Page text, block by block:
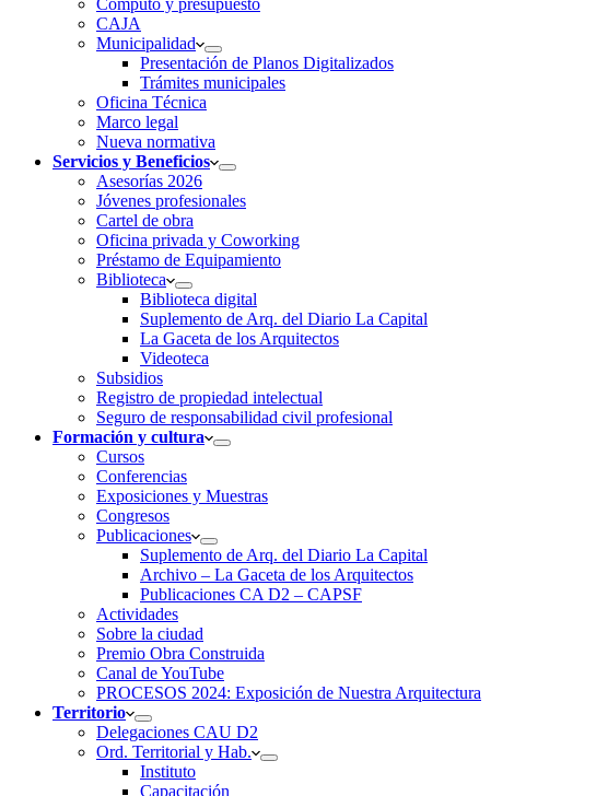
CAJA
Municipalidad
Presentación de Planos Digitalizados
Trámites municipales
Oficina Técnica
Marco legal
Nueva normativa
Servicios y Beneficios
Asesorías 2026
Jóvenes profesionales
Cartel de obra
Oficina privada y Coworking
Préstamo de Equipamiento
Biblioteca
Biblioteca digital
Suplemento de Arq. del Diario La Capital
La Gaceta de los Arquitectos
Videoteca
Subsidios
Registro de propiedad intelectual
Seguro de responsabilidad civil profesional
Formación y cultura
Cursos
Conferencias
Exposiciones y Muestras
Congresos
Publicaciones
Suplemento de Arq. del Diario La Capital
Archivo – La Gaceta de los Arquitectos
Publicaciones CA D2 – CAPSF
Actividades
Sobre la ciudad
Premio Obra Construida
Canal de YouTube
PROCESOS 2024: Exposición de Nuestra Arquitectura
Territorio
Delegaciones CAU D2
Ord. Territorial y Hab.
Instituto
Capacitación